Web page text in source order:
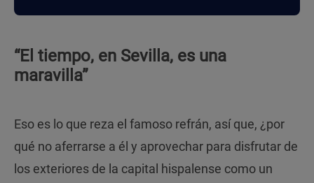
“El tiempo, en Sevilla, es una
maravilla”
Eso es lo que reza el famoso refrán, así que, ¿por
qué no aferrarse a él y aprovechar para disfrutar de
los exteriores de la capital hispalense como un